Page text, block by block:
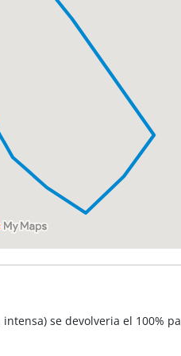
se devolveria el 100%